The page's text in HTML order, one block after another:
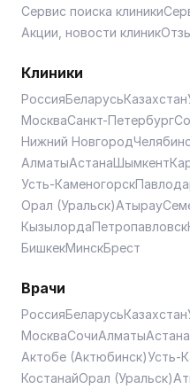
Сервис поиска клиники
Акции, новости клиник
Клиники
РоссияБеларусьКазахстан
МоскваСанкт-Петербург
Нижний Новгород
АлматыАстанаШымкент
Усть-Каменогорск
Орал (Уральск)Атырау
КызылордаПетропавловск
БишкекМинскБрест
Врачи
РоссияБеларусьКазахстан
МоскваСочиАлматыАстана
Актобе (Актюбинск)Усть-
КостанайОрал (Уральск)